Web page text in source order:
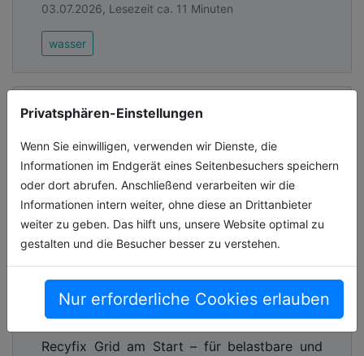
Privatsphären-Einstellungen
Wenn Sie einwilligen, verwenden wir Dienste, die
Informationen im Endgerät eines Seitenbesuchers speichern
oder dort abrufen. Anschließend verarbeiten wir die
Informationen intern weiter, ohne diese an Drittanbieter
weiter zu geben. Das hilft uns, unsere Website optimal zu
gestalten und die Besucher besser zu verstehen.
Nur erforderliche Cookies erlauben
03.07.2026, Lesezeit ca. 11 Minuten
wasser
Leicht zu verlegen, stark in der
Leistung
Recyfix Grid am Start – für belastbare und